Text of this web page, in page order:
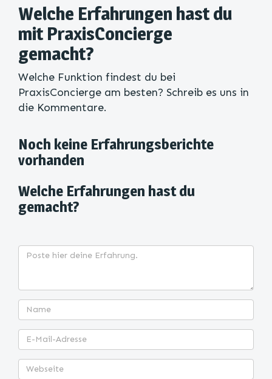
Welche Erfahrungen hast du
mit PraxisConcierge
gemacht?
Welche Funktion findest du bei
PraxisConcierge am besten? Schreib es uns in
die Kommentare.
Noch keine Erfahrungsberichte
vorhanden
Welche Erfahrungen hast du
gemacht?